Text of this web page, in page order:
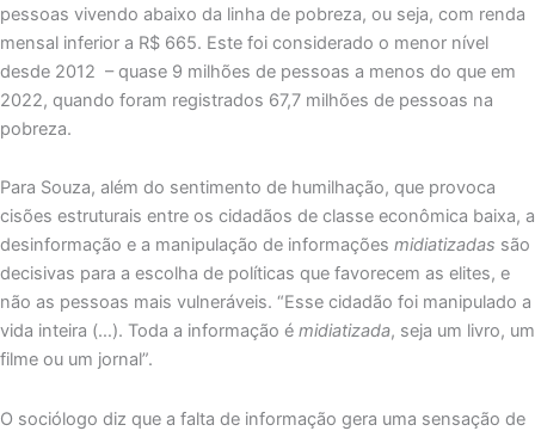
pessoas vivendo abaixo da linha de pobreza, ou seja, com renda
mensal inferior a R$ 665. Este foi considerado o menor nível
desde 2012 – quase 9 milhões de pessoas a menos do que em
2022, quando foram registrados 67,7 milhões de pessoas na
pobreza.
Para Souza, além do sentimento de humilhação, que provoca
cisões estruturais entre os cidadãos de classe econômica baixa, a
desinformação e a manipulação de informações midiatizadas são
decisivas para a escolha de políticas que favorecem as elites, e
não as pessoas mais vulneráveis. “Esse cidadão foi manipulado a
vida inteira (…). Toda a informação é midiatizada, seja um livro, um
filme ou um jornal”.
O sociólogo diz que a falta de informação gera uma sensação de